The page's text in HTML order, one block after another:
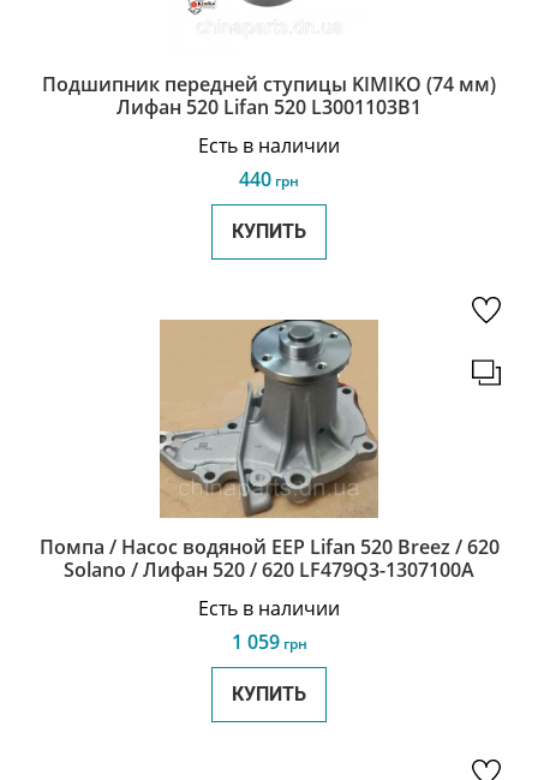
Подшипник передней ступицы KIMIKO (74 мм)
Лифан 520 Lifan 520 L3001103B1
Есть в наличии
440 грн
КУПИТЬ
Помпа / Насос водяной EEP Lifan 520 Breez / 620
Solano / Лифан 520 / 620 LF479Q3-1307100A
Есть в наличии
1 059грн
КУПИТЬ